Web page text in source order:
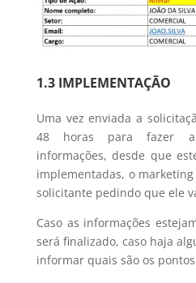
1.3 IMPLEMENTAÇÃO
Uma vez enviada a
48 horas para fazer a
informações, desde que
implementadas, o
solicitante pedindo que ele
Caso as informações
será finalizado, caso haja
informar quais são os